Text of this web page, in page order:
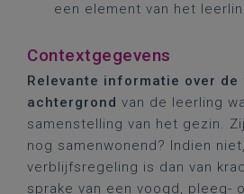
een element van het
Contextgegevens
Relevante informatie over
achtergrond van de leerling
samenstelling van het gezin.
nog samenwonend? Indien
verblijfsregeling is dan van
sprake van een voogd, pleeg-